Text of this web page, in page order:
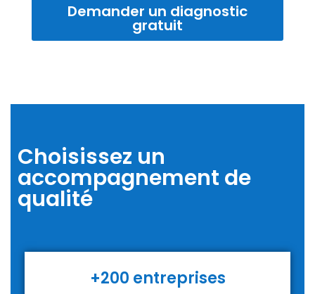
Demander un diagnostic
gratuit
Choisissez un
accompagnement de
qualité
+200 entreprises